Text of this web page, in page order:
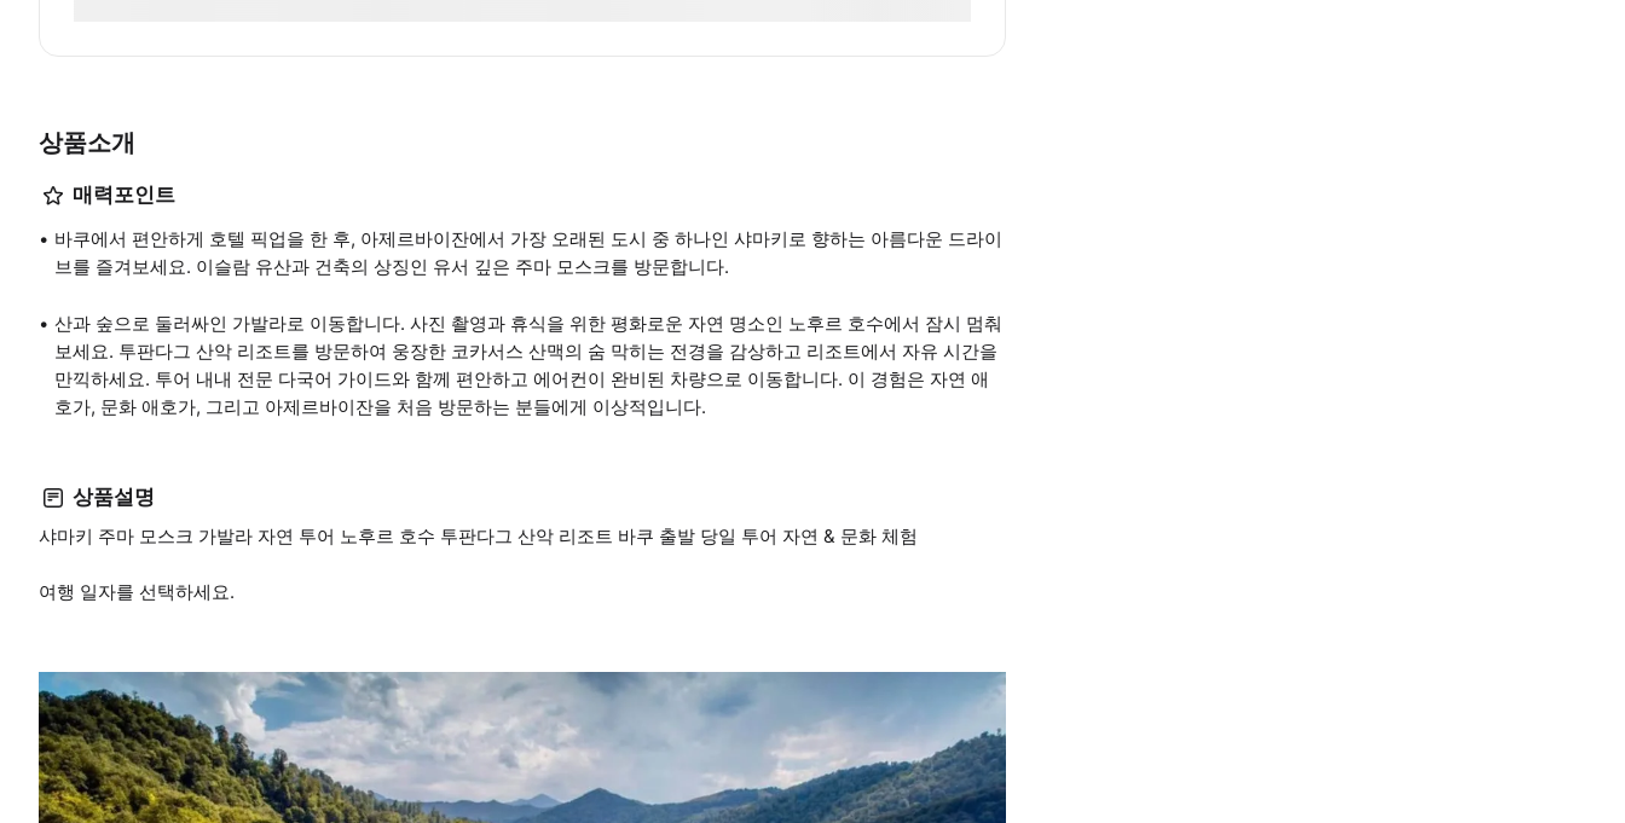
상품소개
매력포인트
바쿠에서 편안하게 호텔 픽업을 한 후, 아제르바이잔에서 가장 오래된 도시 중 하나인 샤마키로 향하는 아름다운 드라이
브를 즐겨보세요. 이슬람 유산과 건축의 상징인 유서 깊은 주마 모스크를 방문합니다.
산과 숲으로 둘러싸인 가발라로 이동합니다. 사진 촬영과 휴식을 위한 평화로운 자연 명소인 노후르 호수에서 잠시 멈춰
보세요. 투판다그 산악 리조트를 방문하여 웅장한 코카서스 산맥의 숨 막히는 전경을 감상하고 리조트에서 자유 시간을
만끽하세요. 투어 내내 전문 다국어 가이드와 함께 편안하고 에어컨이 완비된 차량으로 이동합니다. 이 경험은 자연 애
호가, 문화 애호가, 그리고 아제르바이잔을 처음 방문하는 분들에게 이상적입니다.
상품설명
샤마키 주마 모스크 가발라 자연 투어 노후르 호수 투판다그 산악 리조트 바쿠 출발 당일 투어 자연 & 문화 체험
여행 일자를 선택하세요.